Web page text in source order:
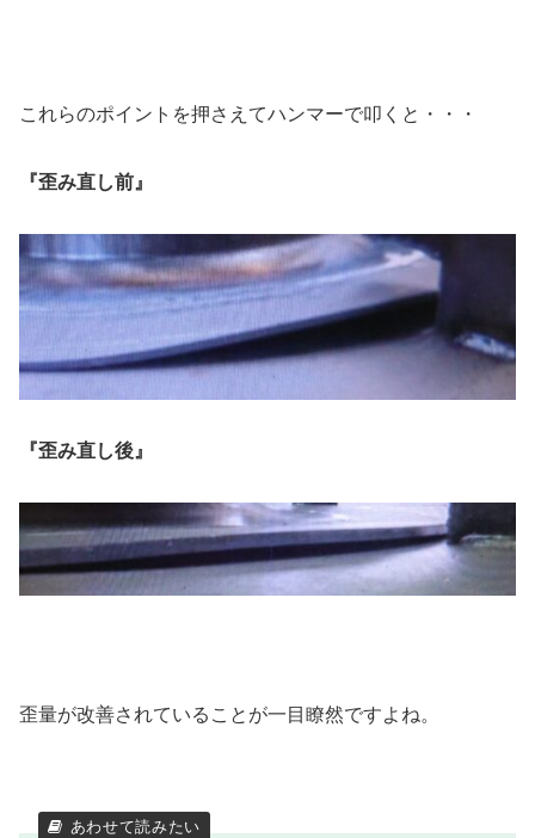
これらのポイントを押さえてハンマーで叩くと・・・
『歪み直し前』
『歪み直し後』
歪量が改善されていることが一目瞭然ですよね。